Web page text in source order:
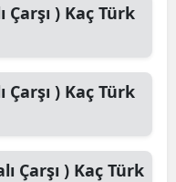
Çarşı )Kaç Türk
Çarşı )Kaç Türk
Çarşı )Kaç Türk